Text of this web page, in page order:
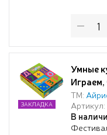
Умные
Е.Н.
ТМ:
В
ЗАКЛАДКА